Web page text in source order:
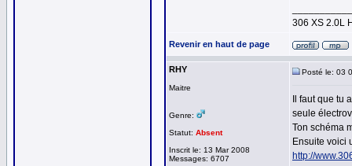
306 XS 2.0L
Revenir en haut de page
RHY
Maitre
Genre:
Statut: Absent
Inscrit le: 13 Mar 2008
Messages: 6707
Posté le: 03
Il faut que
seule
Ton schéma
Ensuite voici
http://